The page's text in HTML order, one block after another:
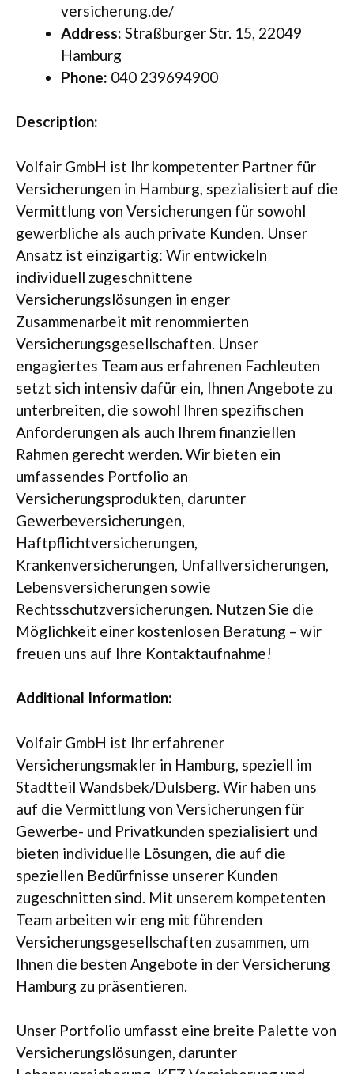
versicherung.de/
Address: Straßburger Str. 15, 22049
Hamburg
Phone: 040 239694900
Description:
Volfair GmbH ist Ihr kompetenter Partner für
Versicherungen in Hamburg, spezialisiert auf die
Vermittlung von Versicherungen für sowohl
gewerbliche als auch private Kunden. Unser
Ansatz ist einzigartig: Wir entwickeln
individuell zugeschnittene
Versicherungslösungen in enger
Zusammenarbeit mit renommierten
Versicherungsgesellschaften. Unser
engagiertes Team aus erfahrenen Fachleuten
setzt sich intensiv dafür ein, Ihnen Angebote zu
unterbreiten, die sowohl Ihren spezifischen
Anforderungen als auch Ihrem finanziellen
Rahmen gerecht werden. Wir bieten ein
umfassendes Portfolio an
Versicherungsprodukten, darunter
Gewerbeversicherungen,
Haftpflichtversicherungen,
Krankenversicherungen, Unfallversicherungen,
Lebensversicherungen sowie
Rechtsschutzversicherungen. Nutzen Sie die
Möglichkeit einer kostenlosen Beratung – wir
freuen uns auf Ihre Kontaktaufnahme!
Additional Information:
Volfair GmbH ist Ihr erfahrener
Versicherungsmakler in Hamburg, speziell im
Stadtteil Wandsbek/Dulsberg. Wir haben uns
auf die Vermittlung von Versicherungen für
Gewerbe- und Privatkunden spezialisiert und
bieten individuelle Lösungen, die auf die
speziellen Bedürfnisse unserer Kunden
zugeschnitten sind. Mit unserem kompetenten
Team arbeiten wir eng mit führenden
Versicherungsgesellschaften zusammen, um
Ihnen die besten Angebote in der Versicherung
Hamburg zu präsentieren.
Unser Portfolio umfasst eine breite Palette von
Versicherungslösungen, darunter